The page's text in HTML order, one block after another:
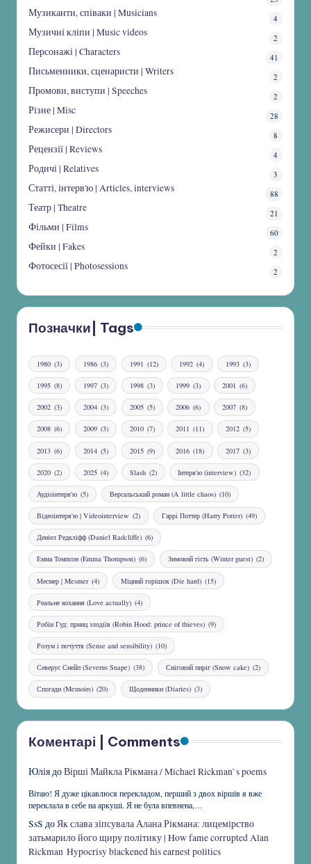
Музиканти, співаки | Musicians 4
Музичні кліпи | Music videos 2
Персонажі | Characters 41
Письменники, сценаристи | Writers 2
Промови, виступи | Speeches 2
Різне | Misc 28
Режисери | Directors 8
Рецензії | Reviews 4
Родичі | Relatives 3
Статті, інтерв'ю | Articles, interviews 88
Театр | Theatre 21
Фільми | Films 60
Фейки | Fakes 2
Фотосесії | Photosessions 2
Позначки| Tags
1980 (3) 1986 (3) 1991 (12) 1992 (4) 1993 (3)
1995 (8) 1997 (3) 1998 (3) 1999 (3) 2001 (6)
2002 (3) 2004 (3) 2005 (5) 2006 (6) 2007 (8)
2008 (6) 2009 (3) 2010 (7) 2011 (11) 2012 (5)
2013 (6) 2014 (5) 2015 (9) 2016 (18) 2017 (3)
2020 (2) 2025 (4) Slash (2) Інтерв'ю (interview) (32)
Аудіоінтерв'ю (5) Версальський роман (A little chaos) (10)
Відеоінтерв'ю | Videointerview (2) Гаррі Поттер (Harry Potter) (49)
Деніел Редкліфф (Daniel Radcliffe) (6)
Емма Томпсон (Emma Thompson) (6) Зимовий гість (Winter guest) (2)
Месмер | Mesmer (4) Міцний горішок (Die hard) (15)
Реальне кохання (Love actually) (4)
Робін Гуд: принц злодіїв (Robin Hood: prince of thieves) (9)
Розум і почуття (Sense and sensibility) (10)
Северус Снейп (Severus Snape) (38) Сніговий пиріг (Snow cake) (2)
Спогади (Memoirs) (20) Щоденники (Diaries) (3)
Коментарі | Comments
ЮліядоВірші Майкла Рікмана / Michael Rickman`s poems
Вітаю! Я дуже цікавлюся перекладом, перший з двох віршів я вже
переклала в себе на аркуші. Я не була впевнена,…
SsS доЯк слава зіпсувала Алана Рікмана: лицемірство
затьмарило його щиру політику | How fame corrupted Alan
Rickman Hypocrisy blackened his earnest politics